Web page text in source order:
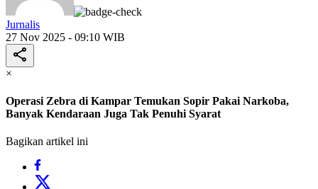
Jurnalis
27 Nov 2025 - 09:10 WIB
×
Operasi Zebra di Kampar Temukan Sopir Pakai Narkoba,
Banyak Kendaraan Juga Tak Penuhi Syarat
Bagikan artikel ini